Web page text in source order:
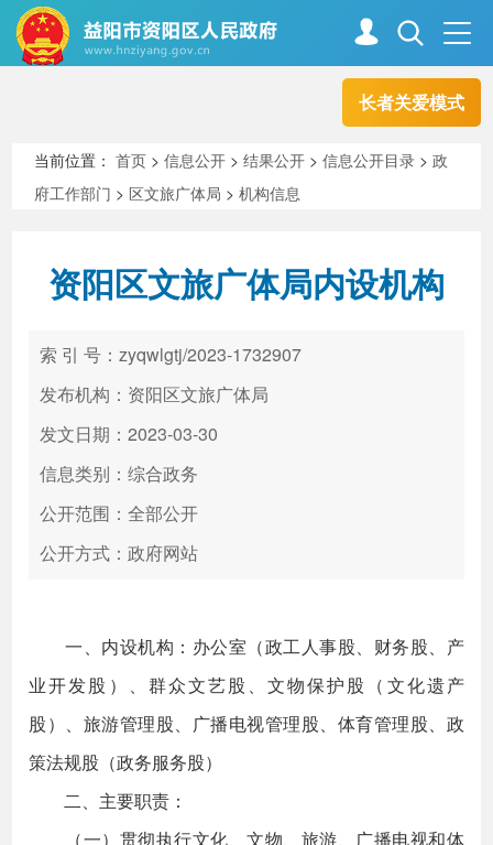
长者关爱模式
走进资阳
新闻中心 解读回应
政务服务
高效办成一件事
当前位置：首页 >信息公开 >结果公开 >信息公开目录 >政
府工作部门 > 区文旅广体局 >机构信息
资阳区文旅广体局内设机构
索 引 号：zyqwlgtj/2023-1732907
发布机构：资阳区文旅广体局
发文日期：2023-03-30
信息类别：综合政务
公开范围：全部公开
公开方式：政府网站
一、内设机构：办公室（政工人事股、财务股、产
业开发股）、群众文艺股、文物保护股（文化遗产
股）、旅游管理股、广播电视管理股、体育管理股、政
策法规股（政务服务股）
二、主要职责：
（一）贯彻执行文化、文物、旅游、广播电视和体